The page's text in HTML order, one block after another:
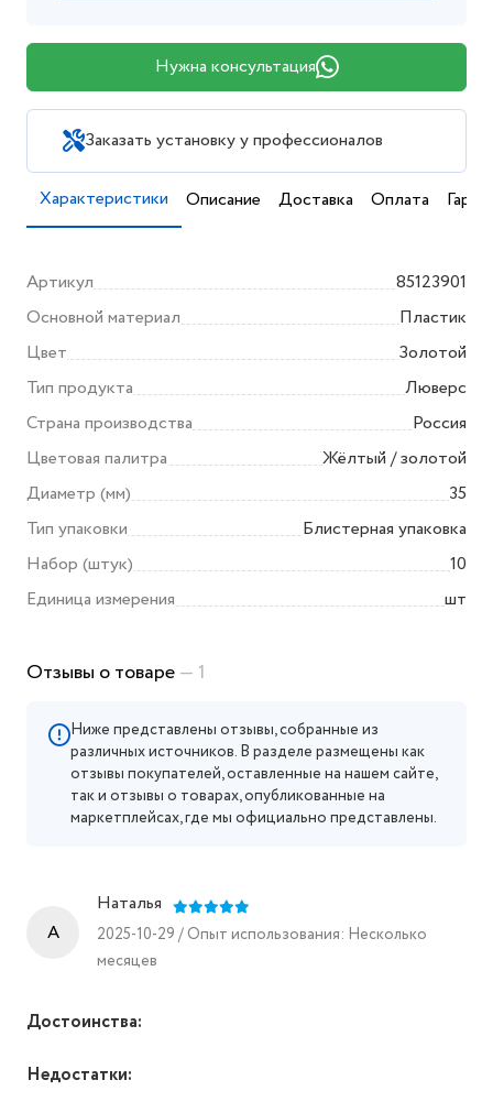
Нужна консультация
Заказать установку у профессионалов
Характеристики Описание Доставка Оплата
Артикул
85123901
Основной материал
Пластик
Цвет
Золотой
Тип продукта
Люверс
Страна производства
Россия
Цветовая палитра
Жёлтый / золотой
Диаметр (мм)
35
Тип упаковки
Блистерная упаковка
Набор (штук)
10
Единица измерения
шт
Отзывы о товаре— 1
Ниже представлены отзывы, собранные из
различных источников. В разделе размещены как
отзывы покупателей, оставленные на нашем сайте,
так и отзывы о товарах, опубликованные на
маркетплейсах, где мы официально представлены.
A
Наталья
2025-10-29 / Опыт использования: Несколько
месяцев
Достоинства:
Недостатки: